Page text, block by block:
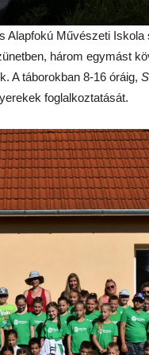
Alapfokú Művészeti Iskola
három egymást
A táborokban 8-16 óráig,
foglalkoztatását.